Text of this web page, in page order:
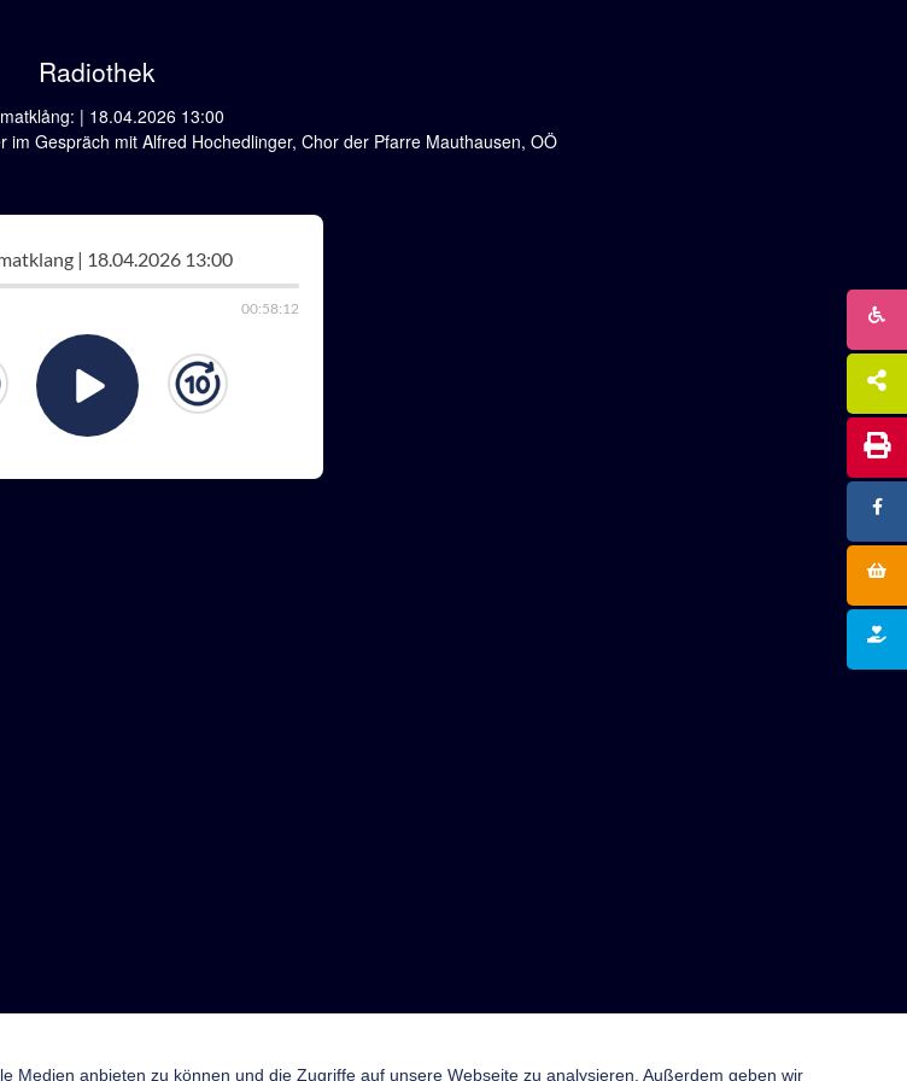
Radiothek
| 18.04.2026 13:00
Gespräch mit Alfred Hochedlinger, Chor der Pfarre Mauthausen, OÖ
| 18.04.2026 13:00
00:58:12
anbieten zu können und die Zugriffe auf unsere Webseite zu analysieren. Außerdem geben wir